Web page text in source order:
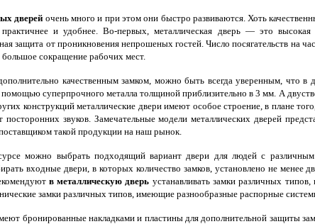
дверей очень много и при этом они быстро развиваются. Хоть
и удобнее. Во-первых, металлическая дверь — это
защита от проникновения непрошеных гостей. Число посягательств на
сокращение рабочих мест.
качественным замком, можно быть всегда уверенным, что
помощью суперпрочного металла толщиной приблизительно в 3 мм. А
конструкций металлические двери имеют особое строение, в плане
звуков. Замечательные модели металлических дверей
такой продукции на наш рынок.
можно выбрать подходящий вариант двери для людей с
входные двери, в которых количество замков, установлено не менее
в металлическую дверь устанавливать замки различных
замки различных типов, имеющие разнообразные распорные
бронированные накладками и пластины для дополнительной защиты